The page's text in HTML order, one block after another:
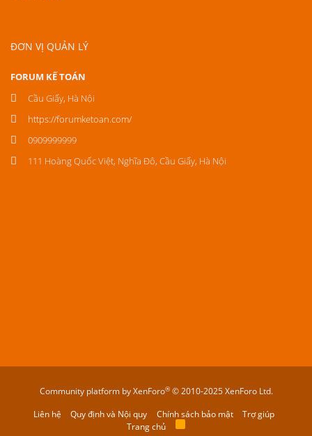
ĐƠN VỊ QUẢN LÝ
FORUM KẾ TOÁN
Cầu Giấy, Hà Nội
https://forumketoan.com/
0909999999
111 Hoàng Quốc Việt, Nghĩa Đô, Cầu Giấy, Hà Nội
Community platform by XenForo® © 2010-2025 XenForo Ltd.
Liên hệ
Quy định và Nội quy Chính sách bảo mật
Trợ giúp
Trang chủ